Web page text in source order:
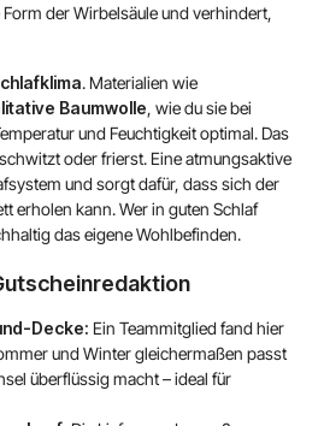
der Wirbelsäule und verhindert,
. Materialien wie
Baumwolle, wie du sie bei
und Feuchtigkeit optimal. Das
oder frierst. Eine atmungsaktive
und sorgt dafür, dass sich der
erholen kann. Wer in guten Schlaf
das eigene Wohlbefinden.
Decke: Ein Teammitglied fand hier
und Winter gleichermaßen passt
überflüssig macht – ideal für